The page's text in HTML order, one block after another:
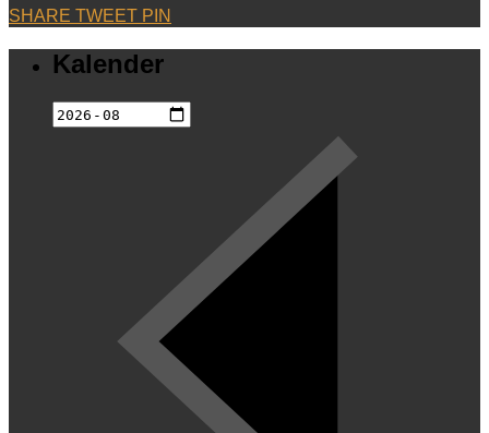
SHARE TWEET PIN
Kalender